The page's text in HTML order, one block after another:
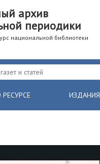
архив
периодики
национальной библиотеки
РЕСУРСЕ ИЗДАНИЯ